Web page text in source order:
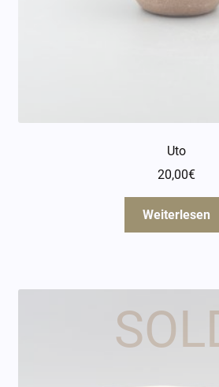
Uto
20,00€
Weiterlesen